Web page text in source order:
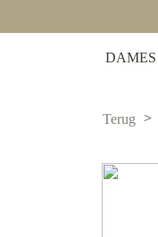
DAMES
Terug